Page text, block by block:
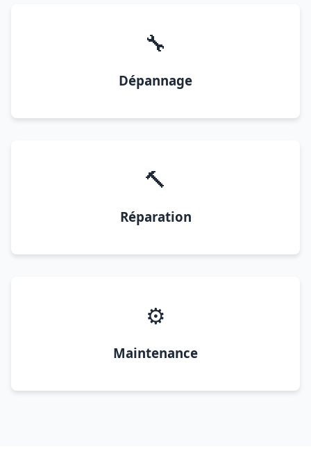
🔧
Dépannage
🔨
Réparation
⚙️
Maintenance